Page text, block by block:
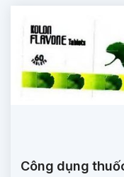
Công dụng